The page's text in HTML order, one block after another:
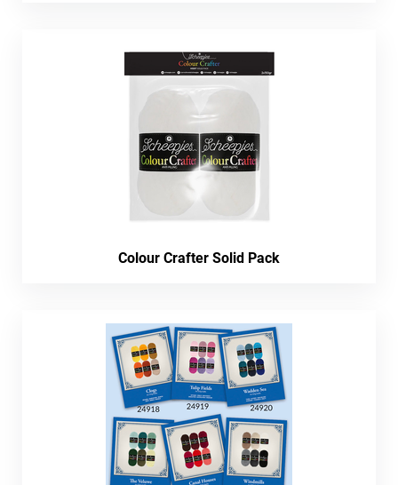
Colour Crafter Solid Pack